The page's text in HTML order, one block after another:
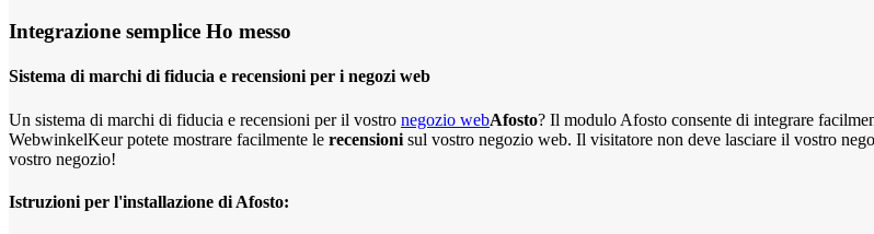
Integrazione semplice Ho messo
Sistema di marchi di fiducia e recensioni per i negozi web
Un sistema di marchi di fiducia e recensioni per il vostro negozio webAfosto? Il modulo Afosto consente di integrare
WebwinkelKeur potete mostrare facilmente le recensioni sul vostro negozio web. Il visitatore non deve lasciare il vostro
vostro negozio!
Istruzioni per l'installazione di Afosto: